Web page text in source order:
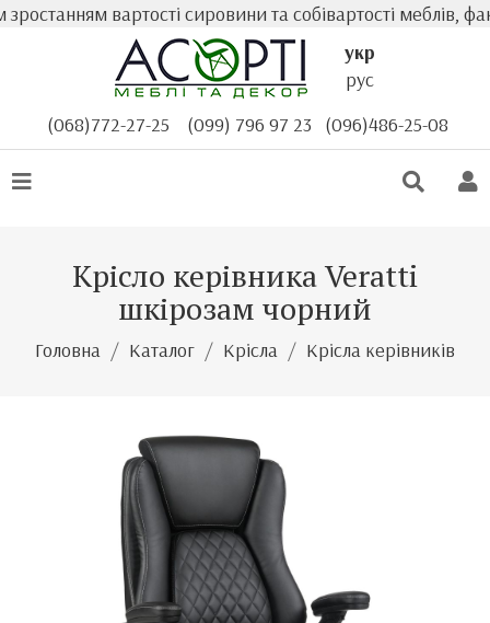
вартості сировини та собівартості меблів,
укр
рус
(068)772-27-25
(099) 796 97 23 (096)486-25-08
Крісло керівника Veratti
шкірозам чорний
Головна Каталог Крісла Крісла керівників